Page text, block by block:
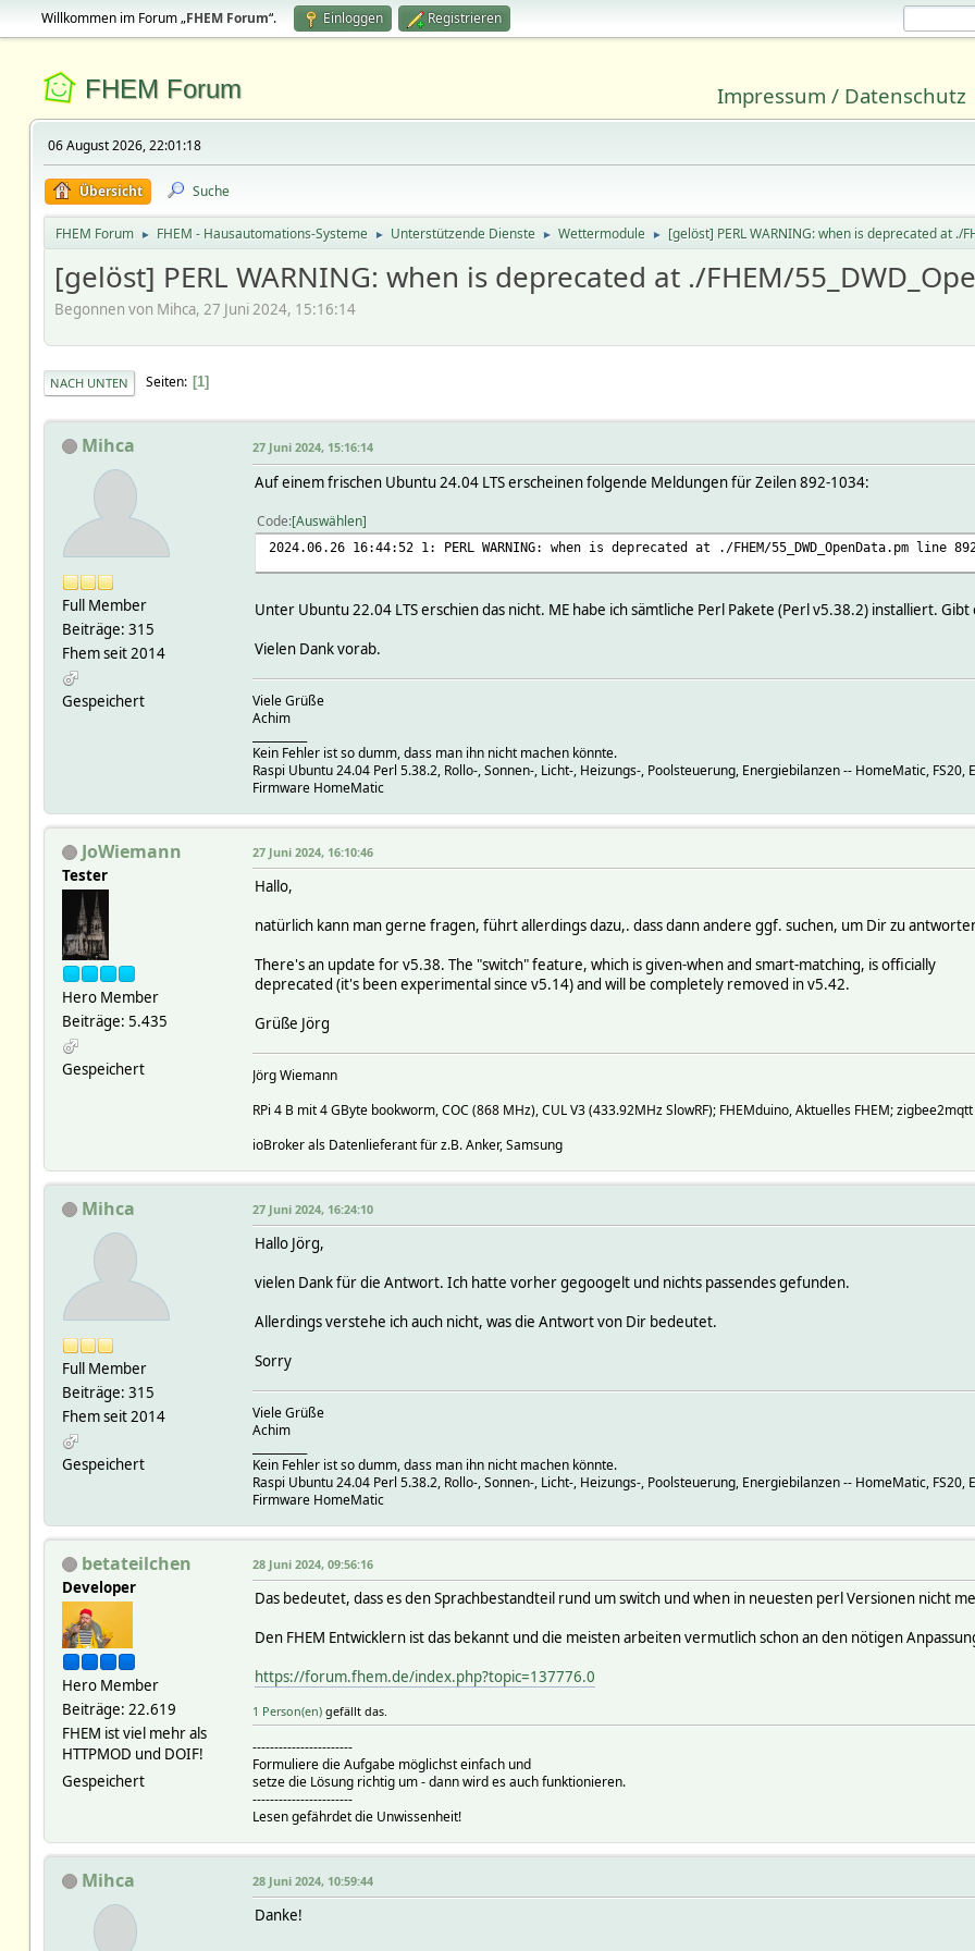
Willkommen im Forum „FHEM Forum“. Einloggen Registrieren
FHEM Forum Impressum / Datenschutz
06 August 2026, 22:01:18
Übersicht Suche
FHEM Forum ► FHEM - Hausautomations-Systeme ► Unterstützende Dienste ► Wettermodule ► [gelöst] PERL WARNING: when is deprecated at ./
[gelöst] PERL WARNING: when is deprecated at ./FHEM/
Begonnen von Mihca, 27 Juni 2024, 15:16:14
NACH UNTEN Seiten 1
Mihca
Full Member
Beiträge: 315
Fhem seit 2014
Gespeichert
27 Juni 2024, 15:16:14
Auf einem frischen Ubuntu 24.04 LTS erscheinen folgende Meldungen für Zeilen 892-1034:
Code Auswählen
2024.06.26 16:44:52 1: PERL WARNING: when is deprecated at ./FHEM/55_DWD_OpenData.pm line
Unter Ubuntu 22.04 LTS erschien das nicht. ME habe ich sämtliche Perl Pakete (Perl v5.38.2) installiert. Gibt
Vielen Dank vorab.
Viele Grüße
Achim
Kein Fehler ist so dumm, dass man ihn nicht machen könnte.
Raspi Ubuntu 24.04 Perl 5.38.2, Rollo-, Sonnen-, Licht-, Heizungs-, Poolsteuerung, Energiebilanzen -- HomeMatic, FS20,
Firmware HomeMatic
JoWiemann
Tester
Hero Member
Beiträge: 5.435
Gespeichert
27 Juni 2024, 16:10:46
Hallo,
natürlich kann man gerne fragen, führt allerdings dazu,. dass dann andere ggf. suchen, um Dir zu
There's an update for v5.38. The "switch" feature, which is given-when and smart-matching, is officially
deprecated (it's been experimental since v5.14) and will be completely removed in v5.42.
Grüße Jörg
Jörg Wiemann
RPi 4 B mit 4 GByte bookworm, COC (868 MHz), CUL V3 (433.92MHz SlowRF); FHEMduino, Aktuelles FHEM; zigbee2mqtt
ioBroker als Datenlieferant für z.B. Anker, Samsung
Mihca
Full Member
Beiträge: 315
Fhem seit 2014
Gespeichert
27 Juni 2024, 16:24:10
Hallo Jörg,
vielen Dank für die Antwort. Ich hatte vorher gegoogelt und nichts passendes gefunden.
Allerdings verstehe ich auch nicht, was die Antwort von Dir bedeutet.
Sorry
Viele Grüße
Achim
Kein Fehler ist so dumm, dass man ihn nicht machen könnte.
Raspi Ubuntu 24.04 Perl 5.38.2, Rollo-, Sonnen-, Licht-, Heizungs-, Poolsteuerung, Energiebilanzen -- HomeMatic, FS20,
Firmware HomeMatic
betateilchen
Developer
Hero Member
Beiträge: 22.619
FHEM ist viel mehr als
HTTPMOD und DOIF!
Gespeichert
28 Juni 2024, 09:56:16
Das bedeutet, dass es den Sprachbestandteil rund um switch und when in neuesten perl Versionen nicht
Den FHEM Entwicklern ist das bekannt und die meisten arbeiten vermutlich schon an den nötigen
https://forum.fhem.de/index.php?topic=137776.0
1 Person(en)gefällt das.
-----------------------
Formuliere die Aufgabe möglichst einfach und
setze die Lösung richtig um - dann wird es auch funktionieren.
-----------------------
Lesen gefährdet die Unwissenheit!
Mihca 28 Juni 2024, 10:59:44
Danke!